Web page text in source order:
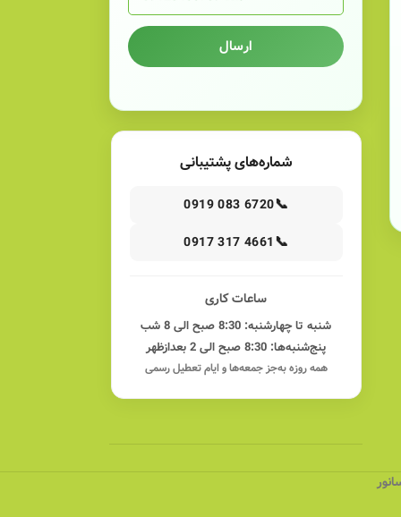
ارسال
شماره‌های پشتیبانی
📞
0919 083 6720
📞
0917 317 4661
ساعات کاری
شنبه تا چهارشنبه: 8:30 صبح الی 8 شب
پنج‌شنبه‌ها: 8:30 صبح الی 2 بعدازظهر
همه روزه به‌جز جمعه‌ها و ایام تعطیل رسمی